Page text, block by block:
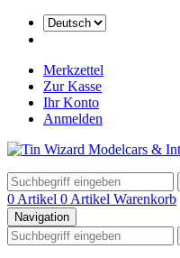
Merkzettel
Zur Kasse
Ihr Konto
Anmelden
0 Artikel 0 Artikel Warenkorb
Navigation